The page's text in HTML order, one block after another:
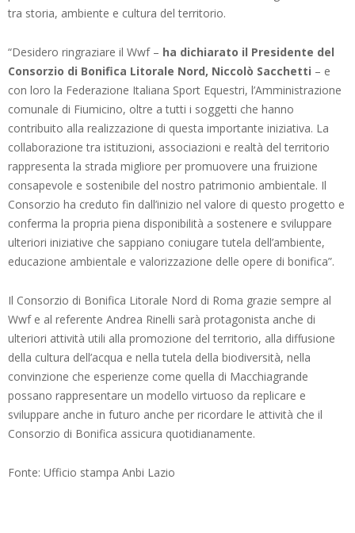
tra storia, ambiente e cultura del territorio.
“Desidero ringraziare il Wwf – ha dichiarato il Presidente del
Consorzio di Bonifica Litorale Nord, Niccolò Sacchetti – e
con loro la Federazione Italiana Sport Equestri, l’Amministrazione
comunale di Fiumicino, oltre a tutti i soggetti che hanno
contribuito alla realizzazione di questa importante iniziativa. La
collaborazione tra istituzioni, associazioni e realtà del territorio
rappresenta la strada migliore per promuovere una fruizione
consapevole e sostenibile del nostro patrimonio ambientale. Il
Consorzio ha creduto fin dall’inizio nel valore di questo progetto e
conferma la propria piena disponibilità a sostenere e sviluppare
ulteriori iniziative che sappiano coniugare tutela dell’ambiente,
educazione ambientale e valorizzazione delle opere di bonifica”.
Il Consorzio di Bonifica Litorale Nord di Roma grazie sempre al
Wwf e al referente Andrea Rinelli sarà protagonista anche di
ulteriori attività utili alla promozione del territorio, alla diffusione
della cultura dell’acqua e nella tutela della biodiversità, nella
convinzione che esperienze come quella di Macchiagrande
possano rappresentare un modello virtuoso da replicare e
sviluppare anche in futuro anche per ricordare le attività che il
Consorzio di Bonifica assicura quotidianamente.
Fonte: Ufficio stampa Anbi Lazio